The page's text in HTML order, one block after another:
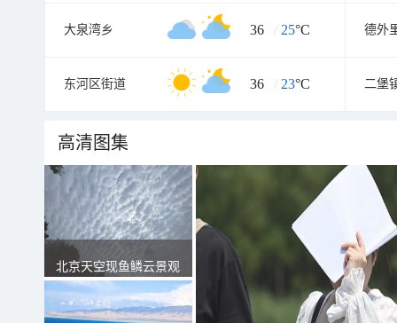
大泉湾乡 36 / 25°C
东河区街道 36 / 23°C 二堡
高清图集
北京天空现鱼鳞云景观